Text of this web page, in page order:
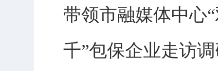
带领市融媒体中心
千”包保企业走访